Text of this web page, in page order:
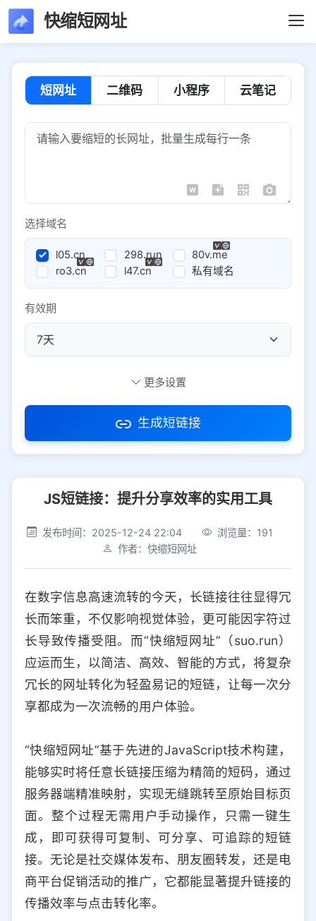
快缩短网址
短网址 二维码 小程序 云笔记
选择域名
l05.cn 298.run
80v.me
ro3.cn
l47.cn 私有域名
有效期
访问密码
社交平台 电商平台
选择防红平台类型，避免链接被拦截
iOS Android PC 其他
选择允许访问的平台类型
更多设置
生成短链接
JS短链接：提升分享效率的实用工具
发布时间：2025-12-24 22:04
浏览量：191
作者：快缩短网址
在数字信息高速流转的今天，长链接往往显得冗
长而笨重，不仅影响视觉体验，更可能因字符过
长导致传播受阻。而“快缩短网址”（suo.run）
应运而生，以简洁、高效、智能的方式，将复杂
冗长的网址转化为轻盈易记的短链，让每一次分
享都成为一次流畅的用户体验。
“快缩短网址”基于先进的JavaScript技术构建，
能够实时将任意长链接压缩为精简的短码，通过
服务器端精准映射，实现无缝跳转至原始目标页
面。整个过程无需用户手动操作，只需一键生
成，即可获得可复制、可分享、可追踪的短链
接。无论是社交媒体发布、朋友圈转发，还是电
商平台促销活动的推广，它都能显著提升链接的
传播效率与点击转化率。